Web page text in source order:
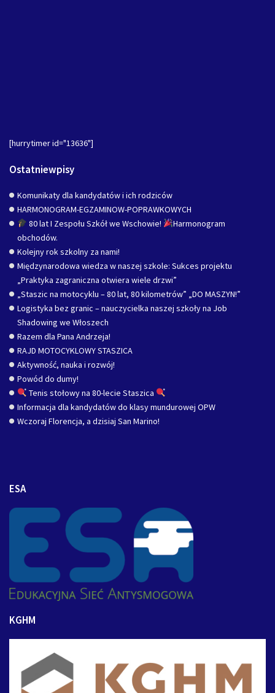
[hurrytimer id="13636"]
Ostatniewpisy
Komunikaty dla kandydatów i ich rodziców
HARMONOGRAM-EGZAMINOW-POPRAWKOWYCH
80 lat I Zespołu Szkół we Wschowie!
Harmonogram
obchodów.
Kolejny rok szkolny za nami!
Międzynarodowa wiedza w naszej szkole: Sukces projektu
„Praktyka zagraniczna otwiera wiele drzwi”
„Staszic na motocyklu – 80 lat, 80 kilometrów” „DO MASZYN!”
Logistyka bez granic – nauczycielka naszej szkoły na Job
Shadowing we Włoszech
Razem dla Pana Andrzeja!
RAJD MOTOCYKLOWY STASZICA
Aktywność, nauka i rozwój!
Powód do dumy!
Tenis stołowy na 80-lecie Staszica
Informacja dla kandydatów do klasy mundurowej OPW
Wczoraj Florencja, a dzisiaj San Marino!
ESA
KGHM